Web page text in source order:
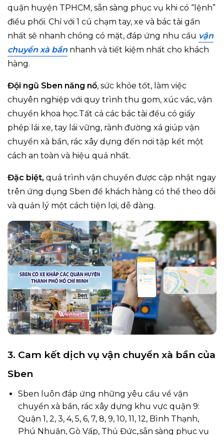
quận huyện TPHCM, sẵn sàng phục vụ khi có “lệnh”
điều phối. Chỉ với 1 cú chạm tay, xe và bác tài gần
nhất sẽ nhanh chóng có mặt, đáp ứng nhu cầu vận
chuyển xà bần nhanh và tiết kiệm nhất cho khách
hàng.
Đội ngũ Sben năng nổ, sức khỏe tốt, làm việc
chuyên nghiệp với quy trình thu gom, xúc vác, vận
chuyển khoa học.Tất cả các bác tài đều có giấy
phép lái xe, tay lái vững, rành đường xá giúp vận
chuyển xà bần, rác xây dựng đến nơi tập kết một
cách an toàn và hiệu quả nhất.
Đặc biệt, quá trình vận chuyển được cập nhật ngay
trên ứng dụng Sben để khách hàng có thể theo dõi
và quản lý một cách tiện lợi, dễ dàng.
3. Cam kết dịch vụ vận chuyển xà bần của
Sben
Sben luôn đáp ứng những yêu cầu về vận
chuyển xà bần, rác xây dựng khu vực quận 9:
Quận 1, 2, 3, 4, 5, 6, 7, 8, 9, 10, 11, 12, Bình Thạnh,
Phú Nhuận, Gò Vấp, Thủ Đức,.sẵn sàng phục vụ